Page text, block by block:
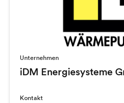
Unternehmen
iDM Energiesysteme
Kontakt